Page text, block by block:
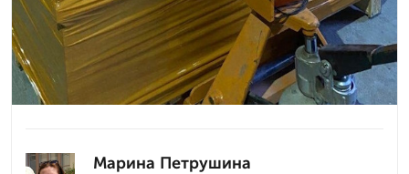
Марина Петрушина